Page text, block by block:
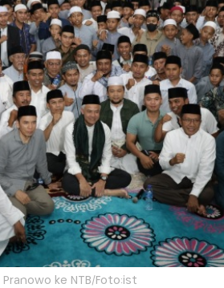
Pranowo ke NTB/Foto:ist